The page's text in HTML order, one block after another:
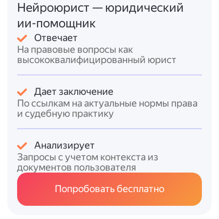
[ВСТАВИТЬ:
1, 2 и т.?д.]
[ВСТАВИТЬ:
полное
наименование]
[ВСТАВИТЬ:
Комиссия провела осмотр и испытания
оборудования на соответствие:
* технической документации и паспорту;
* требованиям безопасности;
* условиям договора;
* иным применимым нормам и стандартам.
По результатам проверки установлено:
[ВСТАВИТЬ: краткое описание
проведённых испытаний/проверок,
например: «оборудование смонтировано в
соответствии с технической
Нейроюрист — юридический
ии-помощник
Отвечает
На правовые вопросы как
высококвалифицированный юрист
Дает заключение
По ссылкам на актуальные нормы права
и судебную практику
Анализирует
Запросы с учетом контекста из
документов пользователя
Попробовать бесплатно